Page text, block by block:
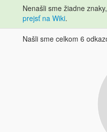
Nenašli sme žiadne
prejsť na Wiki.
Našli sme celkom 6